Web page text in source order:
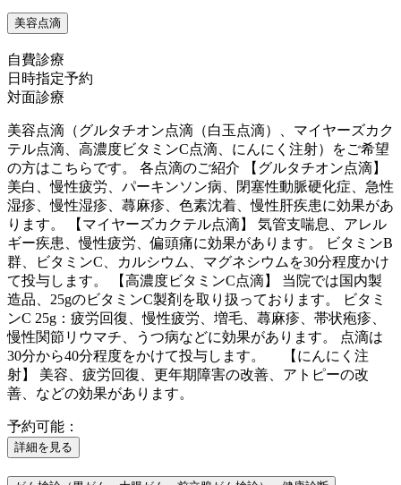
美容点滴
自費診療
日時指定予約
対面診療
美容点滴（グルタチオン点滴（白玉点滴）、マイヤーズカク
テル点滴、高濃度ビタミンC点滴、にんにく注射）をご希望
の方はこちらです。 各点滴のご紹介 【グルタチオン点滴】
美白、慢性疲労、パーキンソン病、閉塞性動脈硬化症、急性
湿疹、慢性湿疹、蕁麻疹、色素沈着、慢性肝疾患に効果があ
ります。 【マイヤーズカクテル点滴】 気管支喘息、アレル
ギー疾患、慢性疲労、偏頭痛に効果があります。 ビタミンB
群、ビタミンC、カルシウム、マグネシウムを30分程度かけ
て投与します。 【高濃度ビタミンC点滴】 当院では国内製
造品、25gのビタミンC製剤を取り扱っております。 ビタミ
ンC 25g：疲労回復、慢性疲労、増毛、蕁麻疹、帯状疱疹、
慢性関節リウマチ、うつ病などに効果があります。 点滴は
30分から40分程度をかけて投与します。 【にんにく注
射】 美容、疲労回復、更年期障害の改善、アトピーの改
善、などの効果があります。
予約可能：
詳細を見る